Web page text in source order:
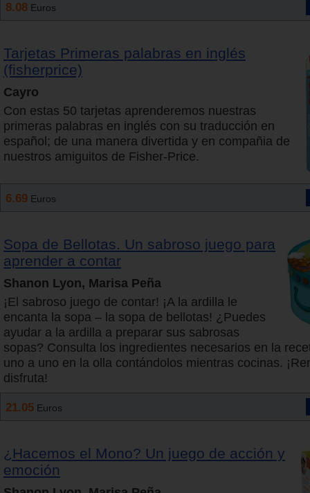
8.08 Euros
Tarjetas Primeras palabras en inglés
(fisherprice)
Cayro
Con estas 50 tarjetas aprenderemos nuestras
primeras palabras en inglés con su traducción en
español; de una manera divertida y en compañia de
nuestros amiguitos de Fisher-Price.
6.69 Euros
Sopa de Bellotas. Un sabroso juego para
aprender a contar
Shanon Lyon, Marisa Peña
¡El sabroso juego de contar! ¡A la ardilla le
encanta la sopa – la sopa de bellotas! ¿Puedes
ayudar a la ardilla a preparar sus sabrosas
sopas? Consulta los ingredientes necesarios en la
uno a uno en la olla contándolos mientras cocinas.
disfruta!
21.05 Euros
¿Hacemos el Mono? Un juego de acción y
emoción